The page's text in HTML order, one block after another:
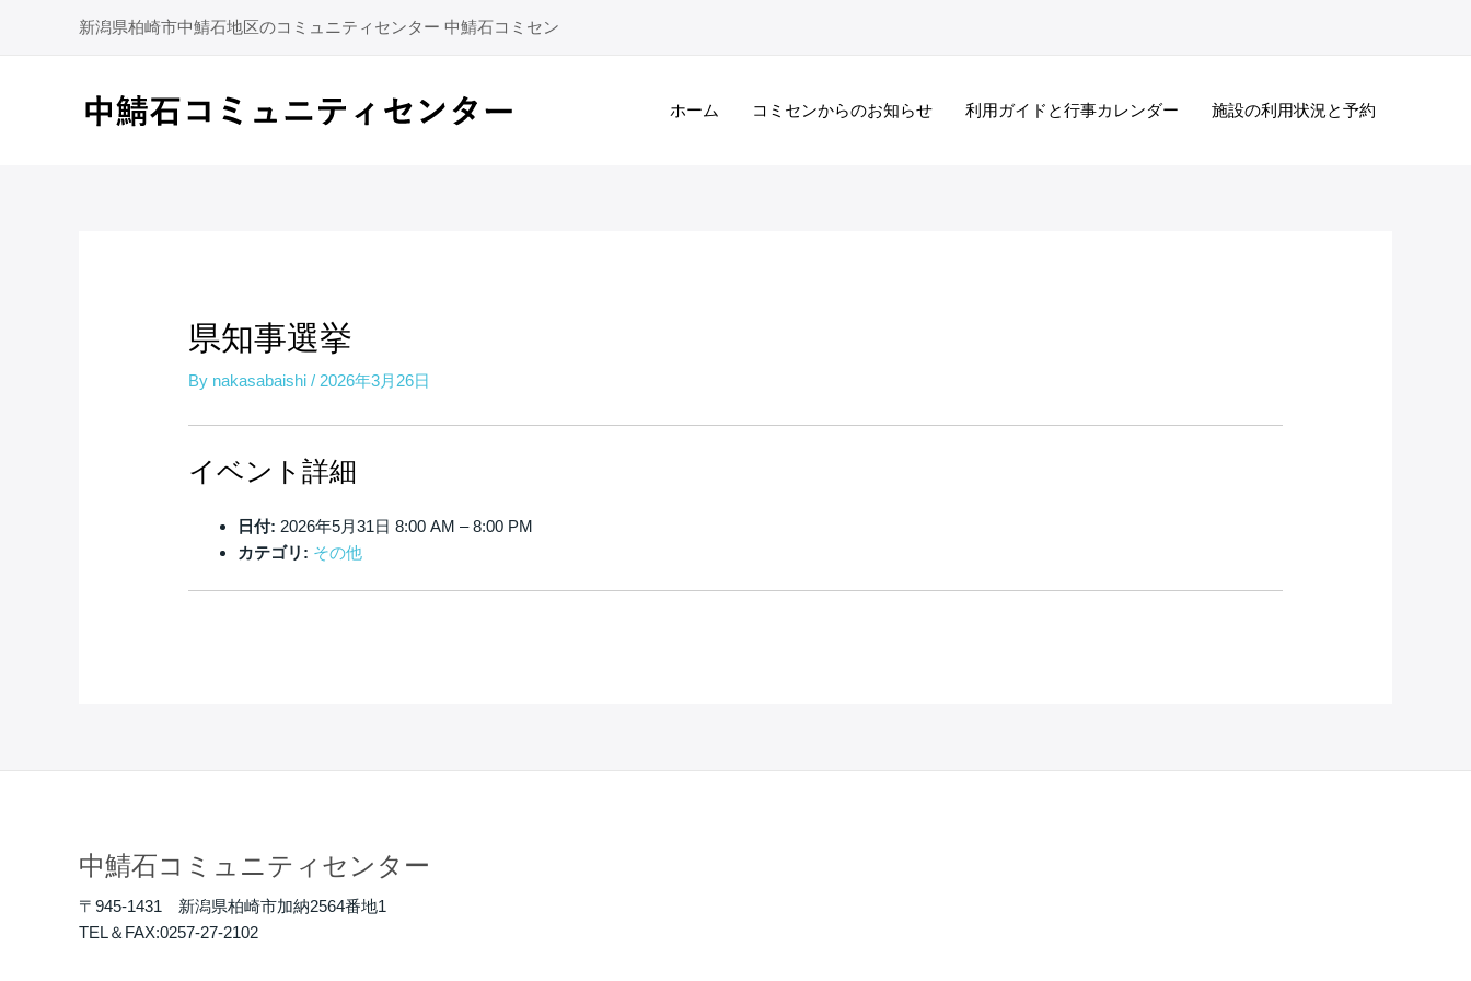
新潟県柏崎市中鯖石地区のコミュニティセンター 中鯖石コミセン
ホーム コミセンからのお知らせ 利用ガイドと行事カレンダー 施設の利用状況と予約
県知事選挙
By nakasabaishi/ 2026年3月26日
イベント詳細
日付: 2026年5月31日 8:00 AM –8:00 PM
カテゴリ: その他
中鯖石コミュニティセンター
〒945-1431 新潟県柏崎市加納2564番地1
TEL＆FAX:0257-27-2102